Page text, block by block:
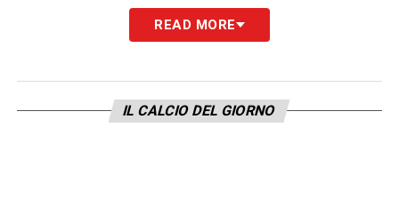
LA PLAYLIST DELLE NOSTRE TOP NEWS
READ MORE
IL CALCIO DEL GIORNO